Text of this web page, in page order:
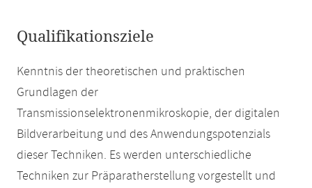
Qualifikationsziele
Kenntnis der theoretischen und praktischen
Grundlagen der
Transmissionselektronenmikroskopie, der digitalen
Bildverarbeitung und des Anwendungspotenzials
dieser Techniken. Es werden unterschiedliche
Techniken zur Präparatherstellung vorgestellt und